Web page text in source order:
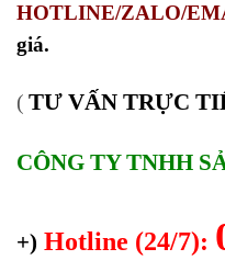
HOTLINE/ZALO/
giá.
( TƯ VẤN TRỰC
CÔNG TY TNHH
+) Hotline (24/7):